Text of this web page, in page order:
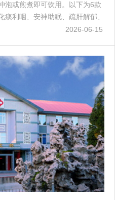
2026-06-15
泡或煎煮即可饮用。以下为6款
利咽、安神助眠、疏肝解郁、